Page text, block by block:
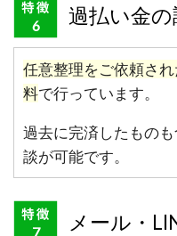
過払い金
任意整理をご依頼さ
料で行っています。
過去に完済したもの
談が可能です。
メール・